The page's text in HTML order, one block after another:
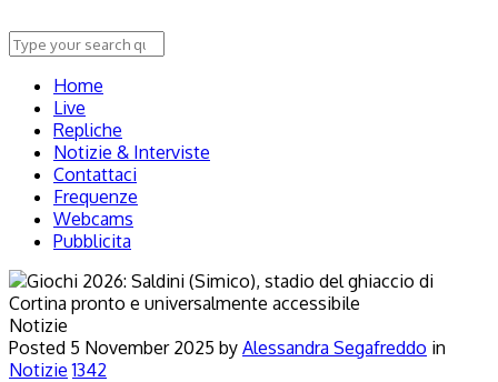
Home
Live
Repliche
Notizie & Interviste
Contattaci
Frequenze
Webcams
Pubblicita
Notizie
Posted 5 November 2025 by Alessandra Segafreddo in
Notizie 1342